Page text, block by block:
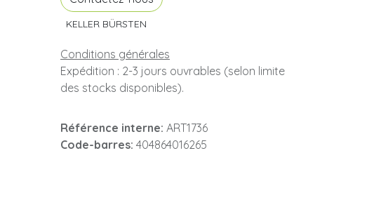
KELLER BÜRSTEN
Conditions générales
Expédition : 2-3 jours ouvrables (selon limite
des stocks disponibles).
Référence interne: ART1736
Code-barres: 404864016265